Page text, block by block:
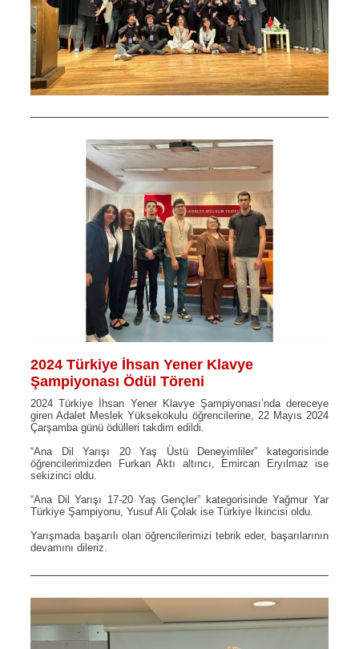
2024 Türkiye İhsan Yener Klavye
Şampiyonası Ödül Töreni
2024 Türkiye İhsan Yener Klavye Şampiyonası’nda dereceye
giren Adalet Meslek Yüksekokulu öğrencilerine, 22 Mayıs 2024
Çarşamba günü ödülleri takdim edildi.
“Ana Dil Yarışı 20 Yaş Üstü Deneyimliler” kategorisinde
öğrencilerimizden Furkan Aktı altıncı, Emircan Eryılmaz ise
sekizinci oldu.
“Ana Dil Yarışı 17-20 Yaş Gençler” kategorisinde Yağmur Yar
Türkiye Şampiyonu, Yusuf Ali Çolak ise Türkiye İkincisi oldu.
Yarışmada başarılı olan öğrencilerimizi tebrik eder, başarılarının
devamını dileriz.